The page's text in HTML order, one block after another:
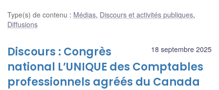
Type(s) de contenu : Médias, Discours et activités publiques,
Diffusions
18 septembre 2025
Discours : Congrès
national L’UNIQUE des Comptables
professionnels agréés du Canada